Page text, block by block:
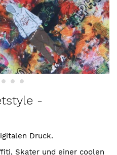
-
Druck.
Skater und einer coolen